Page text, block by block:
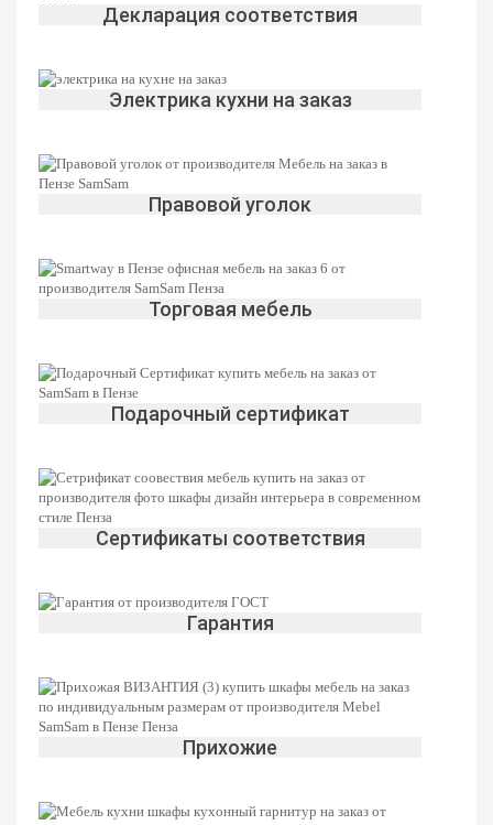
Декларация соответствия
Электрика кухни на заказ
Правовой уголок
Торговая мебель
Подарочный сертификат
Сертификаты соответствия
Гарантия
Прихожие